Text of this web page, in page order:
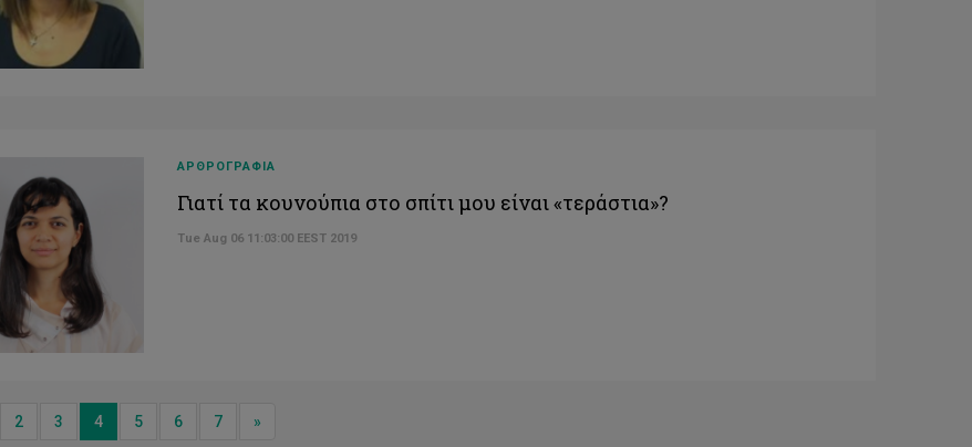
ΑΡΘΡΟΓΡΑΦΙΑ
Γιατί τα κουνούπια στο σπίτι μου είναι «τεράστια»?
Tue Aug 06 11:03:00 EEST 2019
2 3 4 5 6 7 »Next